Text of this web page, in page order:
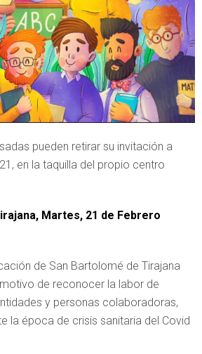
pueden retirar su invitación a
en la taquilla del propio centro
Martes, 21 de Febrero
de San Bartolomé de Tirajana
de reconocer la labor de
y personas colaboradoras,
la época de crisis sanitaria del Covid